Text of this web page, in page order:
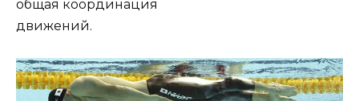
общая координация
движений.